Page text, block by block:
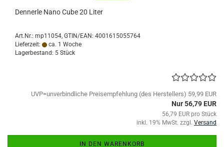
Dennerle Nano Cube 20 Liter
Art.Nr.: mp11054 GTIN/EAN: 4001615055764
Lieferzeit:
ca. 1 Woche
Lagerbestand: 5 Stück
UVP=unverbindliche Preisempfehlung (des Herstellers) 59,99 EUR
Nur 56,79 EUR
56,79 EUR pro Stück
inkl. 19% MwSt. zzgl. Versand
IN DEN WARENKORB